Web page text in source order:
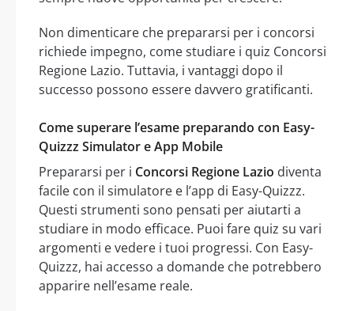
Non dimenticare che prepararsi per i concorsi
richiede impegno, come studiare i quiz Concorsi
Regione Lazio. Tuttavia, i vantaggi dopo il
successo possono essere davvero gratificanti.
Come superare l’esame preparando con Easy-
Quizzz Simulator e App Mobile
Prepararsi per i Concorsi Regione Lazio diventa
facile con il simulatore e l’app di Easy-Quizzz.
Questi strumenti sono pensati per aiutarti a
studiare in modo efficace. Puoi fare quiz su vari
argomenti e vedere i tuoi progressi. Con Easy-
Quizzz, hai accesso a domande che potrebbero
apparire nell’esame reale.